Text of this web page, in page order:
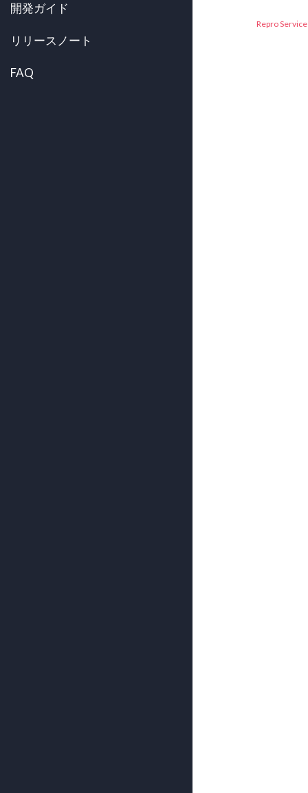
開発ガイド
リリースノート
FAQ
Repro